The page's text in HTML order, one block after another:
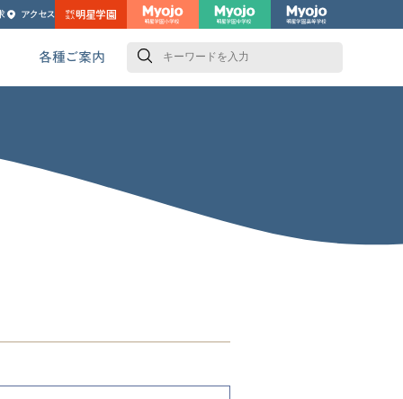
アクセス
各種ご案内